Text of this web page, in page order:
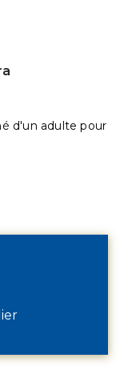
d'un adulte pour